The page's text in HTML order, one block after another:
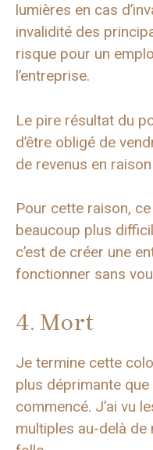
lumières en cas
invalidité des
risque pour un
l’entreprise.
Le pire résultat du
d’être obligé de
de revenus en
Pour cette raison,
beaucoup plus
c’est de créer une
fonctionner sans
4. Mort
Je termine cette
plus déprimante que
commencé. J’ai vu
multiples au-delà de